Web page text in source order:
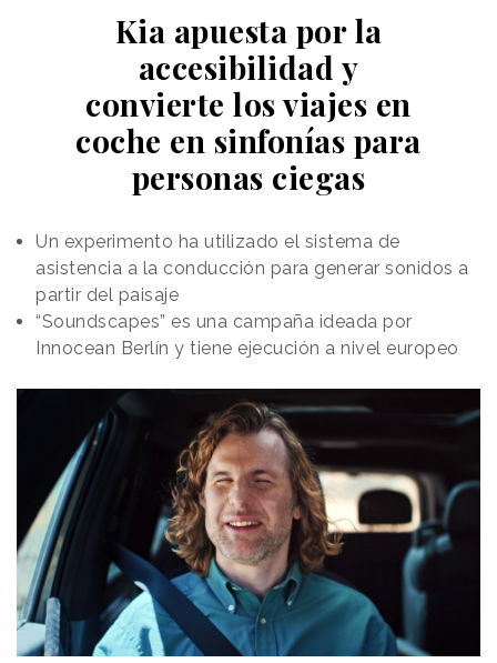
Kia apuesta por la
accesibilidad y
convierte los viajes en
coche en sinfonías para
personas ciegas
Un experimento ha utilizado el sistema de
asistencia a la conducción para generar sonidos a
partir del paisaje
“Soundscapes” es una campaña ideada por
Innocean Berlín y tiene ejecución a nivel europeo